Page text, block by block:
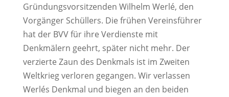
Gründungsvorsitzenden Wilhelm Werlé, den
Vorgänger Schüllers. Die frühen Vereinsführer
hat der BVV für ihre Verdienste mit
Denkmälern geehrt, später nicht mehr. Der
verzierte Zaun des Denkmals ist im Zweiten
Weltkrieg verloren gegangen. Wir verlassen
Werlés Denkmal und biegen an den beiden